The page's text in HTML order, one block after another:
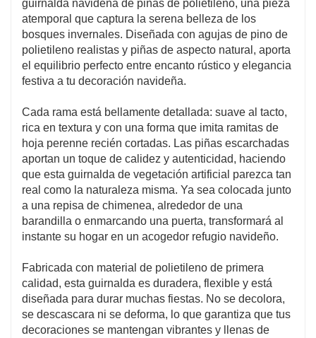
guirnalda navideña de piñas de polietileno, una pieza
atemporal que captura la serena belleza de los
bosques invernales. Diseñada con agujas de pino de
polietileno realistas y piñas de aspecto natural, aporta
el equilibrio perfecto entre encanto rústico y elegancia
festiva a tu decoración navideña.
Cada rama está bellamente detallada: suave al tacto,
rica en textura y con una forma que imita ramitas de
hoja perenne recién cortadas. Las piñas escarchadas
aportan un toque de calidez y autenticidad, haciendo
que esta guirnalda de vegetación artificial parezca tan
real como la naturaleza misma. Ya sea colocada junto
a una repisa de chimenea, alrededor de una
barandilla o enmarcando una puerta, transformará al
instante su hogar en un acogedor refugio navideño.
Fabricada con material de polietileno de primera
calidad, esta guirnalda es duradera, flexible y está
diseñada para durar muchas fiestas. No se decolora,
se descascara ni se deforma, lo que garantiza que tus
decoraciones se mantengan vibrantes y llenas de